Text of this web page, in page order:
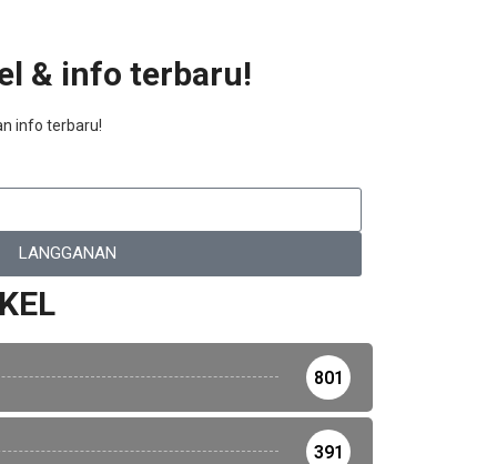
& info terbaru!
info terbaru!
LANGGANAN
801
391